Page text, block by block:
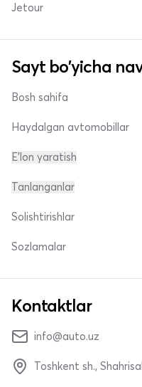
Jetour
Sayt bo'yicha
Bosh sahifa
Haydalgan avtomobillar
E'lon yaratish
Tanlanganlar
Solishtirishlar
Sozlamalar
Kontaktlar
info@auto.uz
Toshkent sh.,